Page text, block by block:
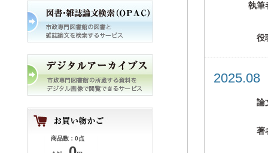
商品数：0点
執筆
役
論
著